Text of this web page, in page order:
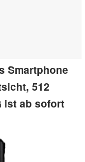
Smartphone
512
ist ab sofort